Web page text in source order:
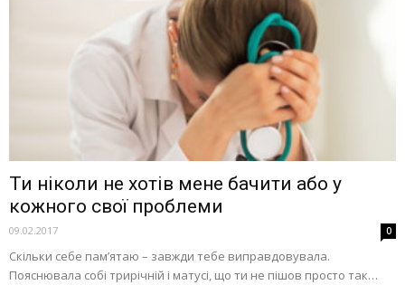
Ти ніколи не хотів мене бачити або у
кожного свої проблеми
09.02.2017 0
Скільки себе пам’ятаю – завжди тебе виправдовувала.
Пояснювала собі трирічній і матусі, що ти не пішов просто так…